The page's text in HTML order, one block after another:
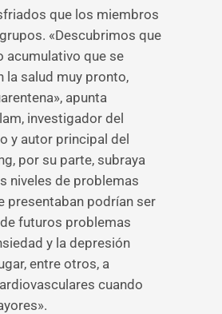
que los miembros
«Descubrimos que
acumulativo que se
la salud muy pronto,
apunta
investigador del
y autor principal del
por su parte, subraya
niveles de problemas
presentaban podrían ser
futuros problemas
y la depresión
entre otros, a
cuando